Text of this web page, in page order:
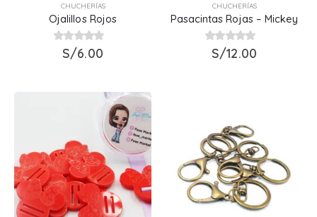
CHUCHERÍAS
Ojalillos Rojos
out of 5
S/6.00
CHUCHERÍAS
Pasacintas Rojas – Mickey
out of 5
S/12.00